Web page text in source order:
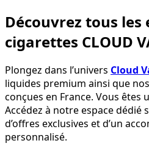
Découvrez tous les
cigarettes CLOUD
Plongez dans l’univers Cloud
liquides premium ainsi que
conçues en France. Vous êtes
Accédez à notre espace dédié
d’offres exclusives et d’un
personnalisé.